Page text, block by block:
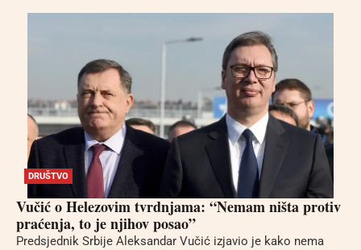
DRUŠTVO
Vučić o Helezovim tvrdnjama: “Nemam ništa protiv
praćenja, to je njihov posao”
Predsjednik Srbije Aleksandar Vučić izjavio je kako nema